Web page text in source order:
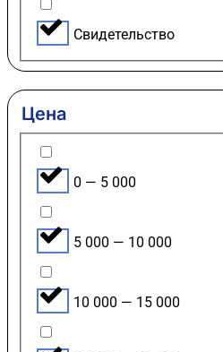
Свидетельство
Цена
0 — 5 000
5 000 — 10 000
10 000 — 15 000